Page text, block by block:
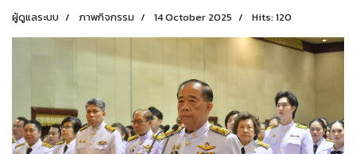
ผู้ดูแลระบบ ภาพกิจกรรม 14 October 2025 Hits: 120